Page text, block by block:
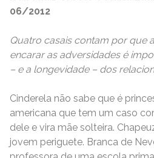
06/2012
Quatro casais contam por que
encarar as adversidades é
– e a longevidade – dos
Cinderela não sabe que é
americana que tem um caso
dele e vira mãe solteira.
jovem periguete. Branca de